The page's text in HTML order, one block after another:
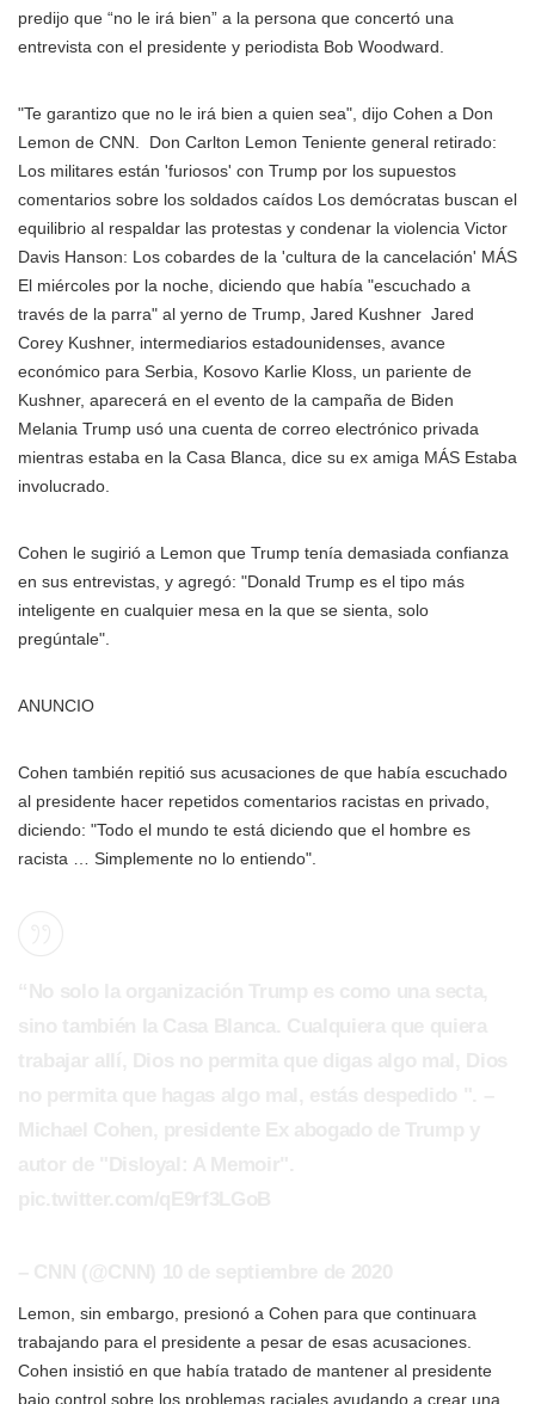
predijo que “no le irá bien” a la persona que concertó una
entrevista con el presidente y periodista Bob Woodward.
"Te garantizo que no le irá bien a quien sea", dijo Cohen a Don
Lemon de CNN.
Don Carlton Lemon Teniente general retirado:
Los militares están 'furiosos' con Trump por los supuestos
comentarios sobre los soldados caídos Los demócratas buscan el
equilibrio al respaldar las protestas y condenar la violencia Victor
Davis Hanson: Los cobardes de la 'cultura de la cancelación' MÁS
El miércoles por la noche, diciendo que había "escuchado a
través de la parra" al yerno de Trump, Jared Kushner Jared
Corey Kushner, intermediarios estadounidenses, avance
económico para Serbia, Kosovo Karlie Kloss, un pariente de
Kushner, aparecerá en el evento de la campaña de Biden
Melania Trump usó una cuenta de correo electrónico privada
mientras estaba en la Casa Blanca, dice su ex amiga MÁS Estaba
involucrado.
Cohen le sugirió a Lemon que Trump tenía demasiada confianza
en sus entrevistas, y agregó: "Donald Trump es el tipo más
inteligente en cualquier mesa en la que se sienta, solo
pregúntale".
ANUNCIO
Cohen también repitió sus acusaciones de que había escuchado
al presidente hacer repetidos comentarios racistas en privado,
diciendo: "Todo el mundo te está diciendo que el hombre es
racista … Simplemente no lo entiendo".
Lemon, sin embargo, presionó a Cohen para que continuara
trabajando para el presidente a pesar de esas acusaciones.
Cohen insistió en que había tratado de mantener al presidente
bajo control sobre los problemas raciales ayudando a crear una